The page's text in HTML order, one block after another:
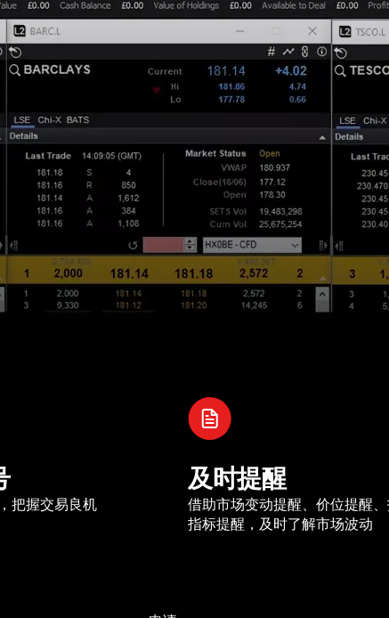
把握交易良机
及时提醒
借助市场变动提醒、价位提醒
指标提醒，及时了解市场波动